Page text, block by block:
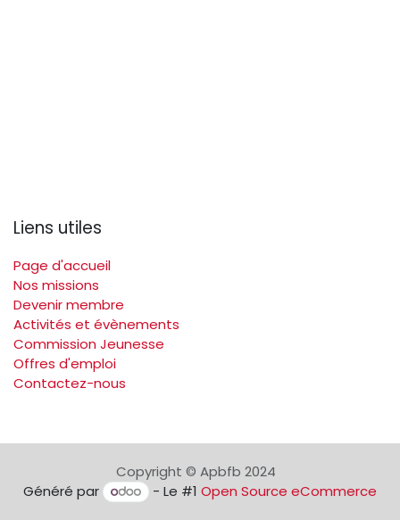
Liens utiles
Page d'accueil
Nos missions
Devenir membre
Activités et évènements
Commission Jeunesse
Offres d'emploi
Contactez-nous
Copyright © Apbfb 2024
Généré par
- Le #1 Open Source eCommerce